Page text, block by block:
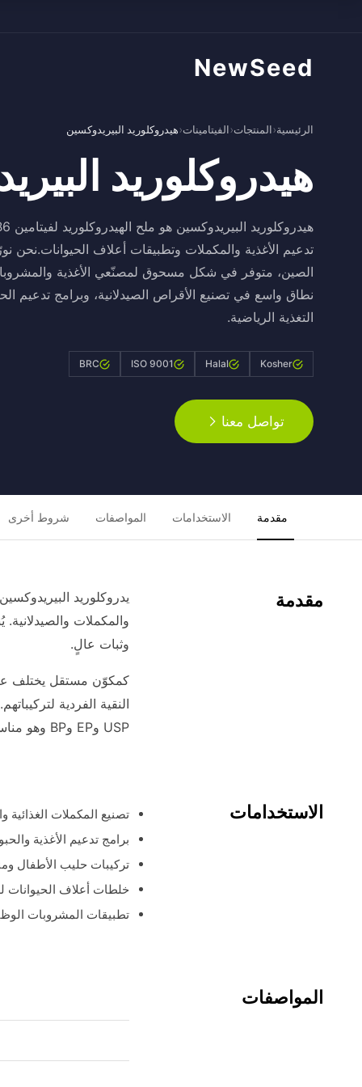
NewSeed
الرئيسية›المنتجات›الفيتامينات›هيدروكلوريد البيريدوكسين
هيدروكلوريد
تدعيم الأغذية والمكملات وتطبيقات أعلاف الحيوانات.نحن
الصين، متوفر في شكل مسحوق لمصنّعي الأغذية
نطاق واسع في تصنيع الأقراص الصيدلانية، وبرامج تدعيم
التغذية الرياضية.
Kosher
Halal
ISO 9001
BRC
تواصل معنا
مقدمة الاستخدامات المواصفات شروط أخرى
مقدمة
والمكملات
وثبات عالٍ.
النقية الفردية
USP وEP وBP وهو مناسب للاستخدام المباشر في المكملات الغذائية وتدعيم الأغذية وتركيبات حليب الأطفال وخلطات أعلاف الحيوانات.
الاستخدامات
تصنيع المكملات الغذائية
برامج تدعيم الأغذية
تركيبات حليب الأطفال
خلطات أعلاف الحيوانات
تطبيقات المشروبات
المواصفات